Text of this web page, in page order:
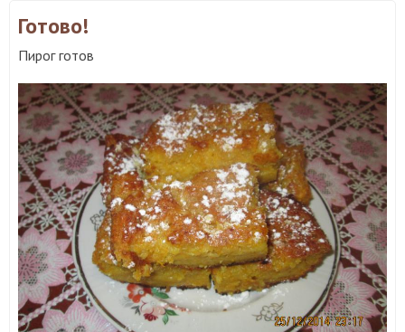
Готово!
Пирог готов